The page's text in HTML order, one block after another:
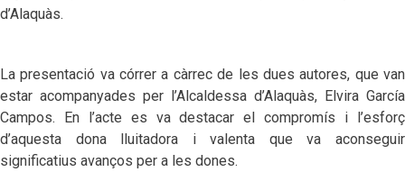
d’Alaquàs.
La presentació va córrer a càrrec de les dues autores, que van
estar acompanyades per l’Alcaldessa d’Alaquàs, Elvira García
Campos. En l’acte es va destacar el compromís i l’esforç
d’aquesta dona lluitadora i valenta que va aconseguir
significatius avanços per a les dones.